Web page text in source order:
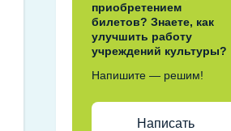
приобретением
билетов? Знаете, как
улучшить работу
учреждений культуры?
Напишите — решим!
Написать